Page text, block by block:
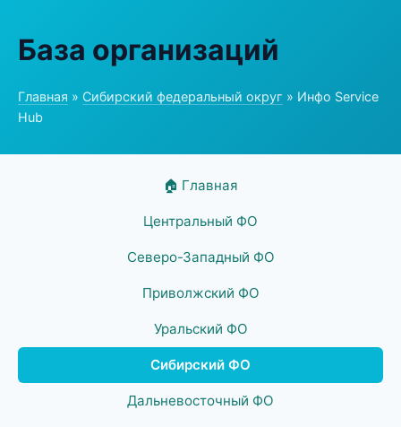
База организаций
Главная » Сибирский федеральный округ » Инфо Service
Hub
🏠 Главная
Центральный ФО
Северо-Западный ФО
Приволжский ФО
Уральский ФО
Сибирский ФО
Дальневосточный ФО